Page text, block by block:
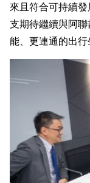
來且符合可持續
支期待繼續與阿
能、更連通的出行